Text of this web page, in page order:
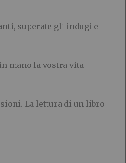
superate gli indugi e
mano la vostra vita
La lettura di un libro